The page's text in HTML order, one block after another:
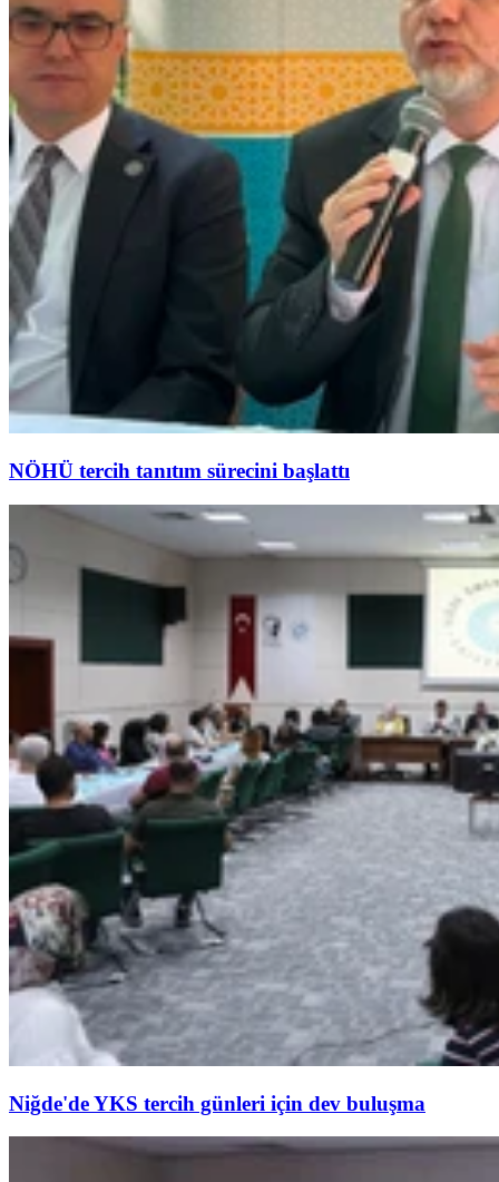
NÖHÜ tercih tanıtım sürecini başlattı
Niğde'de YKS tercih günleri için dev buluşma